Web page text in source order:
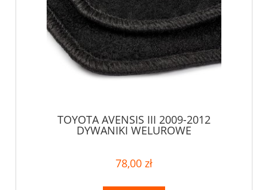
TOYOTA AVENSIS III 2009-2012
DYWANIKI WELUROWE
78,00 zł